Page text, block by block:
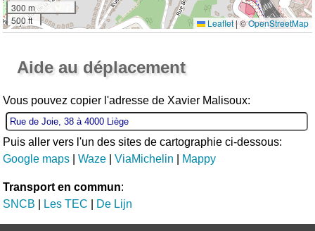
300 m
500 ft
Leaflet|©OpenStreetMap
Aide au déplacement
Vous pouvez copier l'adresse de Xavier Malisoux:
Puis aller vers l'un des sites de cartographie ci-dessous:
Google maps |Waze |ViaMichelin Mappy
Transport en commun:
SNCB
Les TEC De Lijn